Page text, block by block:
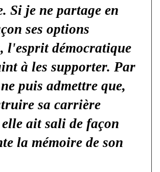
Si je ne partage en
ses options
l'esprit démocratique
à les supporter. Par
puis admettre que,
sa carrière
ait sali de façon
la mémoire de son